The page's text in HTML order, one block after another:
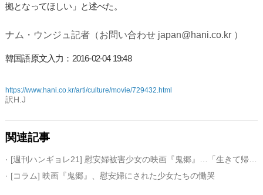
拠となってほしい」と述べた。
ナム・ウンジュ記者（お問い合わせ japan@hani.co.kr ）
韓国語原文入力：2016-02-04 19:48
https://www.hani.co.kr/arti/culture/movie/729432.html
訳H.J
関連記事
· [週刊ハンギョレ21] 慰安婦被害少女の映画『鬼郷』…「生きて帰ります」
· [コラム] 映画『鬼郷』、慰安婦にされた少女たちの慟哭